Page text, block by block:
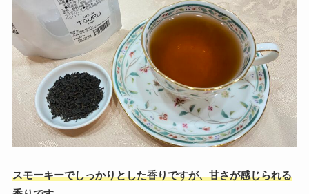
スモーキーでしっかりとした香りですが、甘さが感じられる